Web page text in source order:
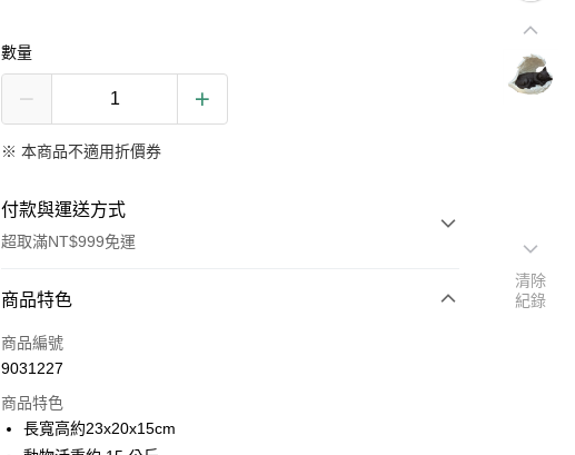
數量
※ 本商品不適用折價券
付款與運送方式
超取滿NT$999免運
付款方式
信用卡一次付款
LINE Pay
商品特色
商品編號
9031227
商品特色
長寬高約23x20x15cm
清除
紀錄